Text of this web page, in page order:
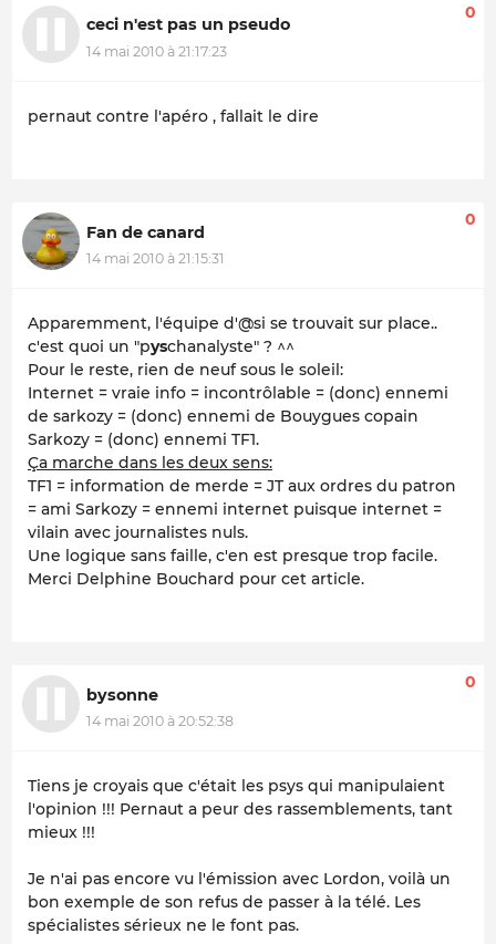
ceci n'est pas un pseudo
14 mai 2010 à 21:17:23
0
pernaut contre l'apéro , fallait le dire
Fan de canard
14 mai 2010 à 21:15:31
0
Apparemment, l'équipe d'@si se trouvait sur place..
c'est quoi un "pyschanalyste" ? ^^
Pour le reste, rien de neuf sous le soleil:
Internet = vraie info = incontrôlable = (donc) ennemi
de sarkozy = (donc) ennemi de Bouygues copain
Sarkozy = (donc) ennemi TF1.
Ça marche dans les deux sens:
TF1 = information de merde = JT aux ordres du patron
= ami Sarkozy = ennemi internet puisque internet =
vilain avec journalistes nuls.
Une logique sans faille, c'en est presque trop facile.
Merci Delphine Bouchard pour cet article.
bysonne
14 mai 2010 à 20:52:38
0
Tiens je croyais que c'était les psys qui manipulaient
l'opinion !!! Pernaut a peur des rassemblements, tant
mieux !!!
Je n'ai pas encore vu l'émission avec Lordon, voilà un
bon exemple de son refus de passer à la télé. Les
spécialistes sérieux ne le font pas.